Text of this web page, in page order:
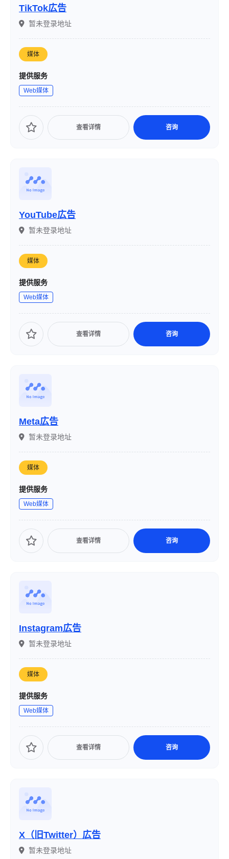
TikTok広告
暂未登录地址
媒体
提供服务
Web媒体
查看详情 咨询
YouTube広告
暂未登录地址
媒体
提供服务
Web媒体
查看详情 咨询
Meta広告
暂未登录地址
媒体
提供服务
Web媒体
查看详情 咨询
Instagram広告
暂未登录地址
媒体
提供服务
Web媒体
查看详情 咨询
X（旧Twitter）広告
暂未登录地址